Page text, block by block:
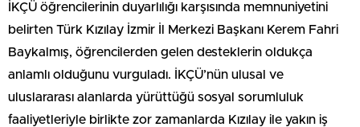
İKÇÜ öğrencilerinin duyarlılığı karşısında memnuniyetini
belirten Türk Kızılay İzmir İl Merkezi Başkanı Kerem Fahri
Baykalmış, öğrencilerden gelen desteklerin oldukça
anlamlı olduğunu vurguladı. İKÇÜ’nün ulusal ve
uluslararası alanlarda yürüttüğü sosyal sorumluluk
faaliyetleriyle birlikte zor zamanlarda Kızılay ile yakın iş